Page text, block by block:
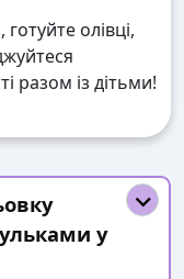
олівці,
разом із дітьми!
у